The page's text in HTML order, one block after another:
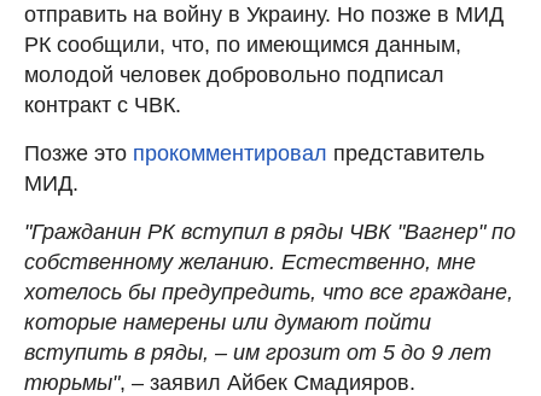
отправить на войну в Украину. Но позже в МИД
РК сообщили, что, по имеющимся данным,
молодой человек добровольно подписал
контракт с ЧВК.
Позже это прокомментировал представитель
МИД.
"Гражданин РК вступил в ряды ЧВК "Вагнер" по
собственному желанию. Естественно, мне
хотелось бы предупредить, что все граждане,
которые намерены или думают пойти
вступить в ряды, – им грозит от 5 до 9 лет
тюрьмы", – заявил Айбек Смадияров.